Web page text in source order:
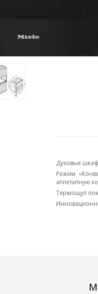
Духовые
Режим
аппетитную
Термощуп